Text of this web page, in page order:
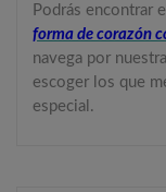
Podrás encontrar
forma de corazón
navega por
escoger los que
especial.